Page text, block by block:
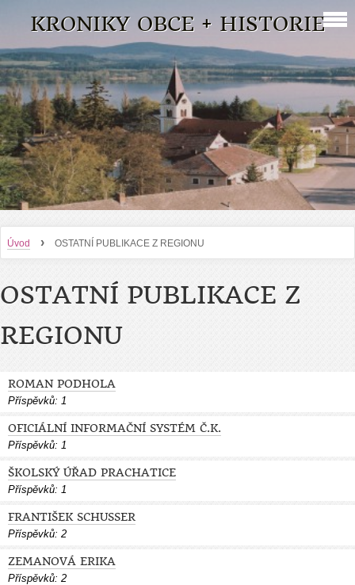
KRONIKY OBCE + HISTORIE
Úvod › OSTATNÍ PUBLIKACE Z REGIONU
OSTATNÍ PUBLIKACE Z
REGIONU
ROMAN PODHOLA
Příspěvků: 1
OFICIÁLNÍ INFORMAČNÍ SYSTÉM Č.K.
Příspěvků: 1
ŠKOLSKÝ ÚŘAD PRACHATICE
Příspěvků: 1
FRANTIŠEK SCHUSSER
Příspěvků: 2
ZEMANOVÁ ERIKA
Příspěvků: 2